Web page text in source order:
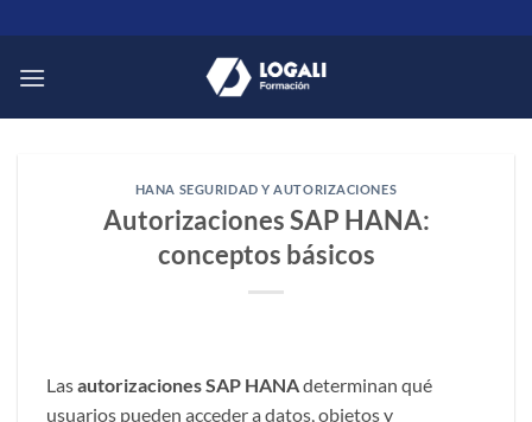
al
contenido
HANA SEGURIDAD Y AUTORIZACIONES
Autorizaciones SAP HANA:
conceptos básicos
Lasautorizaciones SAP HANAdeterminan qué
usuarios pueden acceder a datos, objetos y